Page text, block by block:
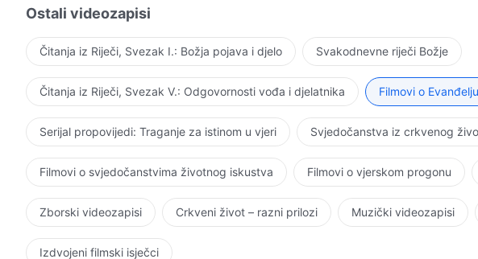
Ostali videozapisi
Čitanja iz Riječi, Svezak I.: Božja pojava i djelo Svakodnevne riječi Božje
Čitanja iz Riječi, Svezak V.: Odgovornosti vođa i djelatnika Filmovi o Evanđelju
Serijal propovijedi: Traganje za istinom u vjeri Svjedočanstva iz crkvenog
Filmovi o svjedočanstvima životnog iskustva Filmovi o vjerskom progonu
Zborski videozapisi Crkveni život – razni prilozi Muzički videozapisi
Izdvojeni filmski isječci